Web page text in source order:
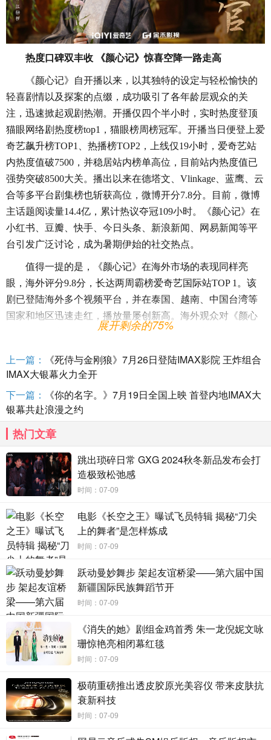
热度口碑双丰收 《颜心记》惊喜空降一路走高
《颜心记》自开播以来，以其独特的设定与轻松愉快的
轻喜剧情以及探案的点缀，成功吸引了各年龄层观众的关
注，迅速掀起观剧热潮。开播仅四个半小时，实时热度登顶
猫眼网络剧热度榜top1，猫眼榜周榜冠军。开播当日便登上爱
奇艺飙升榜TOP1、热播榜TOP2，上线仅19小时，爱奇艺站
内热度值破7500，并稳居站内榜单高位，目前站内热度值已
强势突破8500大关。播出以来在德塔文、Vlinkage、蓝鹰、云
合等多平台剧集榜也斩获高位，微博开分7.8分。目前，微博
主话题阅读量14.4亿，累计热议夺冠109小时。《颜心记》在
小红书、豆瓣、快手、今日头条、新浪新闻、网易新闻等平
台引发广泛讨论，成为暑期伊始的社交热点。
值得一提的是，《颜心记》在海外市场的表现同样亮
眼，海外评分9.8分，长达两周霸榜爱奇艺国际站TOP 1。该
剧已登陆海外多个视频平台，并在泰国、越南、中国台湾等
国家和地区迅速走红，播放量屡创新高。海外观众对《颜心
记》的热情高涨，纷纷在社交媒体上分享观剧心得，给予高
剧的同时，感受到了中国文化的独特魅力。
质、演员表现、剧情设计等方面的卓越水平，也彰显了中国
电视剧在全球市场的巨大潜力和广阔前景。作为一部具有文
化输出价值的优秀作品，《颜心记》的成功不仅为中国
剧”的国际化发展树立了典范，也为中外文化交流搭建了桥
梁。
奇幻旅程终到站 真爱不在外表而在于心
在剧中，宋轶饰演的女主角颜南星，因幼时遭遇不幸患
上变身症，每逢月圆都会经历一次身份与外貌的彻底转变。
四十集电视剧中，共上演了九次变身桥段。从温婉女子到粗
犷壮汉，从垂髫小儿到耄耋老人，她的每一次变身都充满了
未知与挑战。观众笑言：“罗云熙在颜心记里谈恋爱像在开盲
盒！”开心麻花演员王成思更是在社交媒体上玩梗：“我现在
都不敢出门，就怕别人问我‘姑娘，你没事吧？’”戏内戏外剧
组氛围都很融洽，让观众看得爽，追剧开心。
不过，无论颜南星以何种面貌出现，罗云熙饰演的男主
角江心白，总能凭借敏锐的直觉和深厚的情感，认出颜南
星。这种超越外貌的认知，正是《颜心记》所要传达的“观心
比观貌更重要”的核心理念。真爱不应该被外表所束缚，而是
应该建立在相互理解、尊重与信任的基础之上。江心白与颜
展开剩余的75%
上一篇：
《死侍与金刚狼》7月26日登陆IMAX影院 王炸组合
IMAX大银幕火力全开
下一篇：
《你的名字。》7月19日全国上映 首登内地IMAX大
银幕共赴浪漫之约
热门文章
跳出琐碎日常 GXG 2024秋冬新品发布会打
造极致松弛感
时间：07-09
电影《长空之王》曝试飞员特辑 揭秘“刀尖
上的舞者”是怎样炼成
时间：07-09
跃动曼妙舞步 架起友谊桥梁——第六届中国
新疆国际民族舞蹈节开
时间：07-09
《消失的她》剧组金鸡首秀 朱一龙倪妮文咏
珊惊艳亮相闭幕红毯
时间：07-09
极萌重磅推出透皮胶原光美容仪 带来皮肤抗
衰新科技
时间：07-09